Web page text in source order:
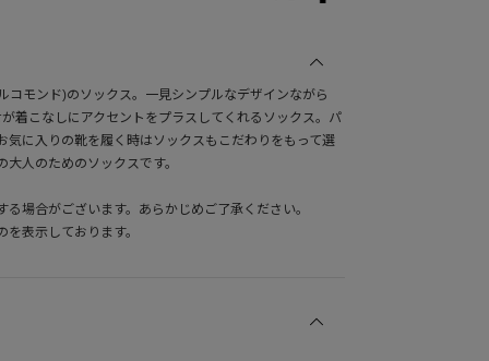
コモンド)のソックス。一見シンプルなデザインながら
着こなしにアクセントをプラスしてくれるソックス。パ
気に入りの靴を履く時はソックスもこだわりをもって選
人のためのソックスです。
場合がございます。あらかじめご了承ください。
表示しております。